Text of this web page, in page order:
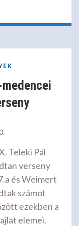
Teleki Pál
verseny
és Weimert
számot
ezekben a
elemei.